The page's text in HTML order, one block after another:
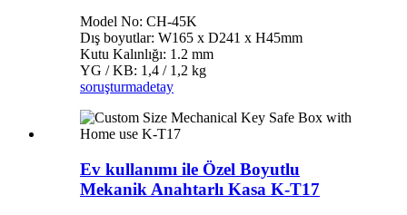
Model No: CH-45K
Dış boyutlar: W165 x D241 x H45mm
Kutu Kalınlığı: 1.2 mm
YG / KB: 1,4 / 1,2 kg
soruşturmadetay
Ev kullanımı ile Özel Boyutlu
Mekanik Anahtarlı Kasa K-T17